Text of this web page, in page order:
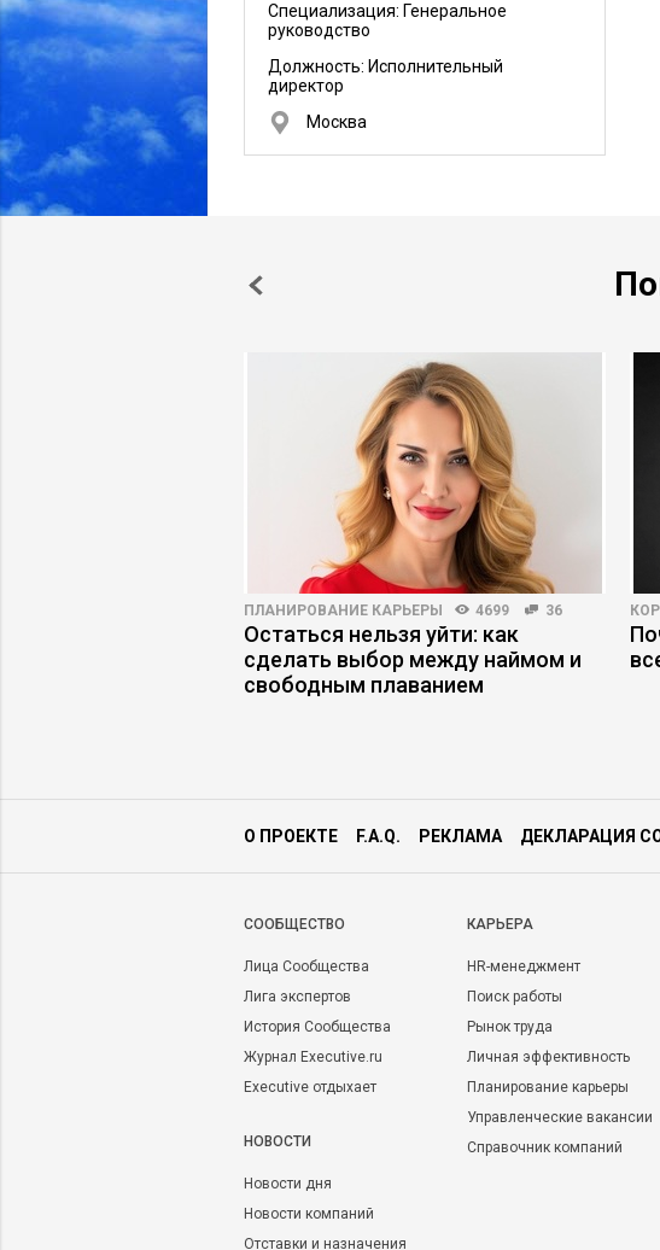
Специализация: Генеральное
руководство
Должность: Исполнительный
директор
Москва
ПЛАНИРОВАНИЕ КАРЬЕРЫ 4699 36
Остаться нельзя уйти: как
сделать выбор между наймом и
свободным плаванием
О ПРОЕКТЕ F.A.Q. РЕКЛАМА ДЕКЛАРАЦИЯ
CООБЩЕСТВО
Лица Сообщества
Лига экспертов
История Сообщества
Журнал Executive.ru
Executive отдыхает
НОВОСТИ
Новости дня
Новости компаний
Отставки и назначения
КАРЬЕРА
HR-менеджмент
Поиск работы
Рынок труда
Личная эффективность
Планирование карьеры
Управленческие вакансии
Справочник компаний